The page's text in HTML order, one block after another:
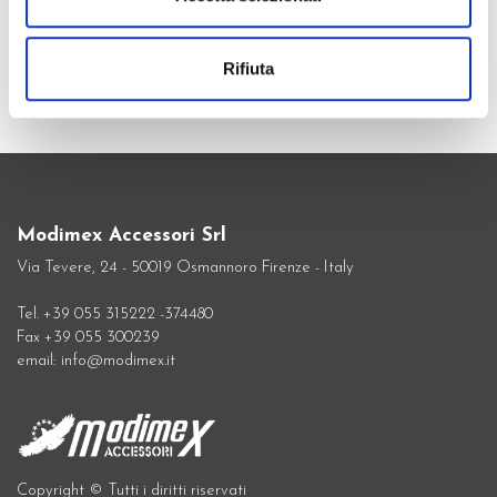
Rifiuta
Modimex Accessori Srl
Via Tevere, 24 - 50019 Osmannoro Firenze - Italy
Tel. +39 055 315222 -374480
Fax +39 055 300239
email: info@modimex.it
Copyright © Tutti i diritti riservati